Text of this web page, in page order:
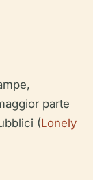
parte
(Lonely